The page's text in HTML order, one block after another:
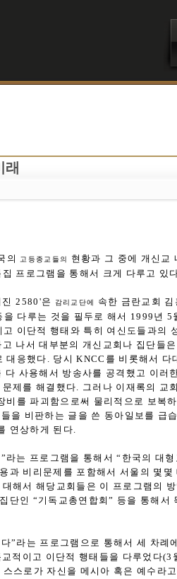
래
의 고등종교들의
현황과 그 중에 개신교
프로그램을 통해서 크게 다루고 있
2580'은 감리교단에
속한 금란교회
다루는 것을 필두로 해서 1999년 5
이단적 행태와 특히 여신도들과의
나서 대부분의 개신교회나 집단들
응했다. 당시 KNCC를 비롯해서 다
사용해서 방송사를 공격했고 이러
제를 해결했다. 그러나 이재록의 교
를 파괴함으로써 물리적으로 보복
을 비판하는 글을 쓴 동아일보를 급
연상하게 된다.
는 프로그램을 통해서 “한국의 대형
과 비리문제를 포함해서 서울의 몇몇
해서 해당교회들은 이 프로그램의
단인 “기독교총연합회” 등을 통해서
”라는 프로그램으로 통해서 세 차례
적이고 이단적 행태들을 다루었다(3
스로가 자신을 메시아 혹은 예수라